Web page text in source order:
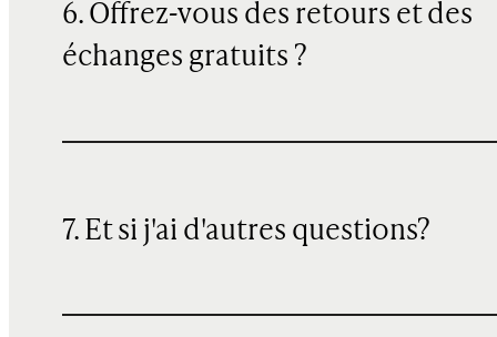
6. Offrez-vous des retours et des
échanges gratuits ?
7. Et si j'ai d'autres questions?